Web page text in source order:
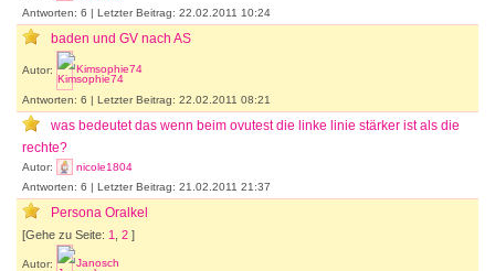
Antworten: 6 | Letzter Beitrag: 22.02.2011 10:24
baden und GV nach AS
Autor: Kimsophie74
Antworten: 6 | Letzter Beitrag: 22.02.2011 08:21
was bedeutet das wenn beim ovutest die linke linie stärker ist als die
rechte?
Autor:
nicole1804
Antworten: 6 | Letzter Beitrag: 21.02.2011 21:37
Persona Oralkel
[Gehe zu Seite: 1 2 ]
Autor: Janosch